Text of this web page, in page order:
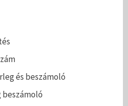
és beszámoló
beszámoló